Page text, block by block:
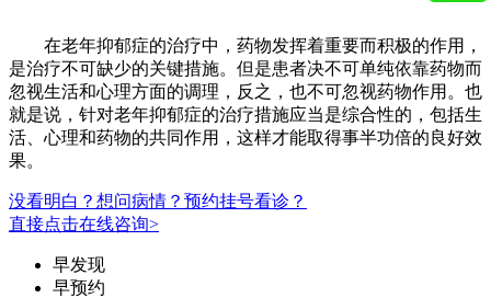
在老年抑郁症的治疗中，药物发挥着重要而积极的作用，
是治疗不可缺少的关键措施。但是患者决不可单纯依靠药物而
忽视生活和心理方面的调理，反之，也不可忽视药物作用。也
就是说，针对老年抑郁症的治疗措施应当是综合性的，包括生
活、心理和药物的共同作用，这样才能取得事半功倍的良好效
果。
没看明白？想问病情？预约挂号看诊？
直接点击在线咨询>
早发现
早预约